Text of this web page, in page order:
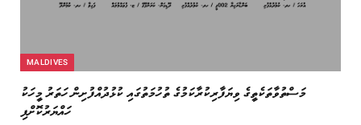
MALDIVES
މަސްތުވާތަކެތީގެ ވިޔަފާރިކުރާކަމުގެ ތުހުމަތުގައި ކުޅުދުއްފުށިން ހަތަރު މީހަކު
ހައްޔަރުކޮށްފި